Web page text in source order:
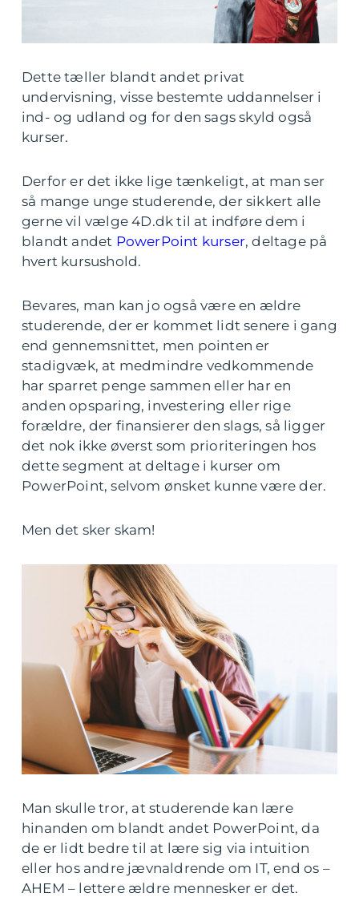
Dette tæller blandt andet privat
undervisning, visse bestemte uddannelser i
ind- og udland og for den sags skyld også
kurser.
Derfor er det ikke lige tænkeligt, at man ser
så mange unge studerende, der sikkert alle
gerne vil vælge 4D.dk til at indføre dem i
blandt andet PowerPoint kurser, deltage på
hvert kursushold.
Bevares, man kan jo også være en ældre
studerende, der er kommet lidt senere i gang
end gennemsnittet, men pointen er
stadigvæk, at medmindre vedkommende
har sparret penge sammen eller har en
anden opsparing, investering eller rige
forældre, der finansierer den slags, så ligger
det nok ikke øverst som prioriteringen hos
dette segment at deltage i kurser om
PowerPoint, selvom ønsket kunne være der.
Men det sker skam!
Man skulle tror, at studerende kan lære
hinanden om blandt andet PowerPoint, da
de er lidt bedre til at lære sig via intuition
eller hos andre jævnaldrende om IT, end os –
AHEM – lettere ældre mennesker er det.